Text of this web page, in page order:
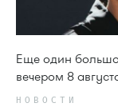
Еще один
вечером 8
НОВОСТИ